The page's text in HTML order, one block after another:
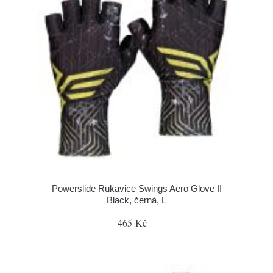
Powerslide Rukavice Swings Aero Glove II
Black, černá, L
465 Kč